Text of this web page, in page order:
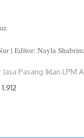
| Editor: Nayla
1.912